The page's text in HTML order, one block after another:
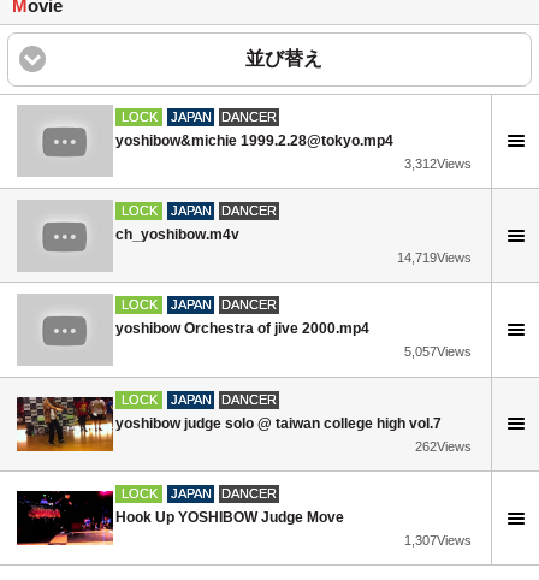
Movie
並び替え
LOCK JAPAN DANCER
yoshibow&michie 1999.2.28@tokyo.mp4
3,312Views
LOCK JAPAN DANCER
ch_yoshibow.m4v
14,719Views
LOCK JAPAN DANCER
yoshibow Orchestra of jive 2000.mp4
5,057Views
LOCK JAPAN DANCER
yoshibow judge solo @ taiwan college high vol.7
262Views
LOCK JAPAN DANCER
Hook Up YOSHIBOW Judge Move
1,307Views